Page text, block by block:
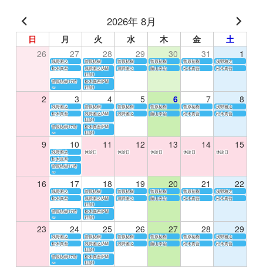
2026年 8月
日 月 火 水 木 金
土
26
27 28 29 30 31 1
浅野雅之 菅原祐樹 菅原祐樹 菅原祐樹 菅原祐樹
浅野雅之
松木真吾
浅野雅之(AM
往診)
浅野雅之 藤山幸治 松木真吾 松木真吾
菅原祐樹17時
～
松木真吾(PM
往診)
2 3 4 5 6 7 8
浅野雅之 菅原祐樹 菅原祐樹 菅原祐樹 菅原祐樹
浅野雅之
松木真吾
浅野雅之(AM
往診)
浅野雅之 藤山幸治 松木真吾 松木真吾
菅原祐樹17時
～
松木真吾(PM
往診)
9 10 11 12 13 14 15
浅野雅之 休診日 休診日 休診日 休診日
休診日
松木真吾
菅原祐樹17時
～
16 17 18 19 20 21 22
浅野雅之 菅原祐樹 菅原祐樹 菅原祐樹 菅原祐樹
浅野雅之
松木真吾
浅野雅之(AM
往診)
浅野雅之 藤山幸治 松木真吾 松木真吾
菅原祐樹17時
～
松木真吾(PM
往診)
23 24 25 26 27 28 29
浅野雅之 菅原祐樹 菅原祐樹 菅原祐樹 菅原祐樹
浅野雅之
松木真吾
浅野雅之(AM
往診)
浅野雅之 藤山幸治 松木真吾 松木真吾
菅原祐樹17時
～
松木真吾(PM
往診)